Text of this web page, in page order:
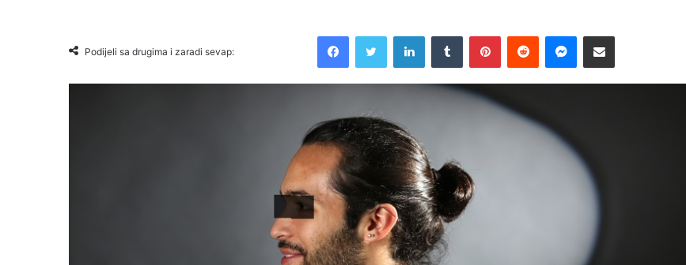
Podijeli sa drugima i zaradi sevap: